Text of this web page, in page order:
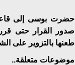
حضرت بوسى إلى
صدور القرار حتى
طعنها بالتزوير على
موضوعات متعلقة..